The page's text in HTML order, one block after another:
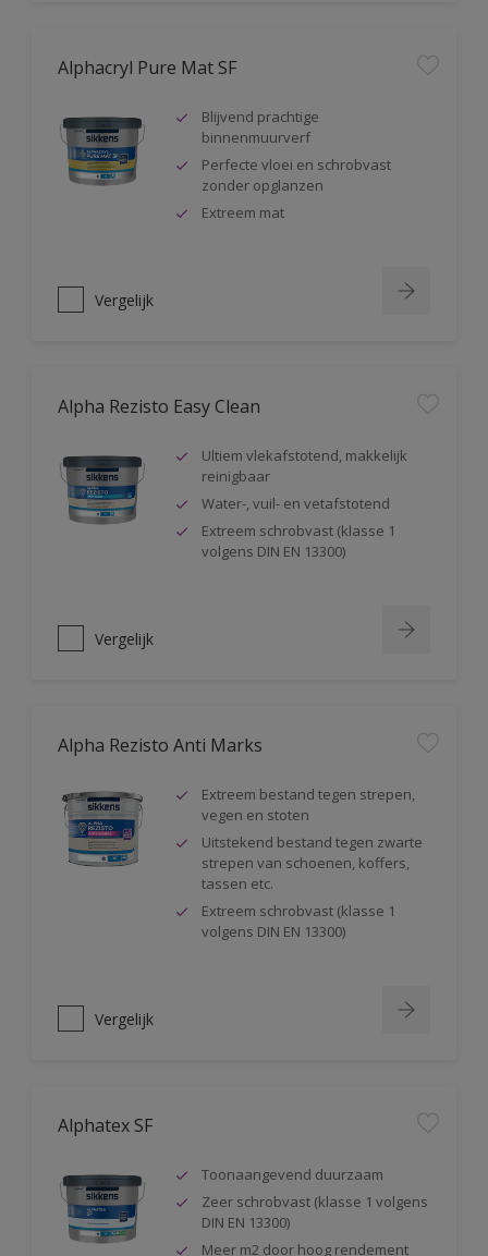
Alphacryl Pure Mat SF
Blijvend prachtige
binnenmuurverf
Perfecte vloei en schrobvast
zonder opglanzen
Extreem mat
Vergelijk
Alpha Rezisto Easy Clean
Ultiem vlekafstotend, makkelijk
reinigbaar
Water-, vuil- en vetafstotend
Extreem schrobvast (klasse 1
volgens DIN EN 13300)
Vergelijk
Alpha Rezisto Anti Marks
Extreem bestand tegen strepen,
vegen en stoten
Uitstekend bestand tegen zwarte
strepen van schoenen, koffers,
tassen etc.
Extreem schrobvast (klasse 1
volgens DIN EN 13300)
Vergelijk
Alphatex SF
Toonaangevend duurzaam
Zeer schrobvast (klasse 1 volgens
DIN EN 13300)
Meer m2 door hoog rendement